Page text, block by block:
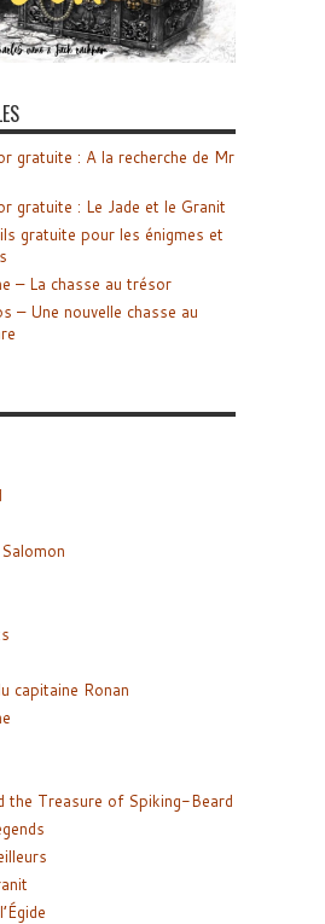
gratuite : A la recherche de Mr
gratuite : Le Jade et le Granit
gratuite pour les énigmes et
– La chasse au trésor
– Une nouvelle chasse au
capitaine Ronan
the Treasure of Spiking-Beard